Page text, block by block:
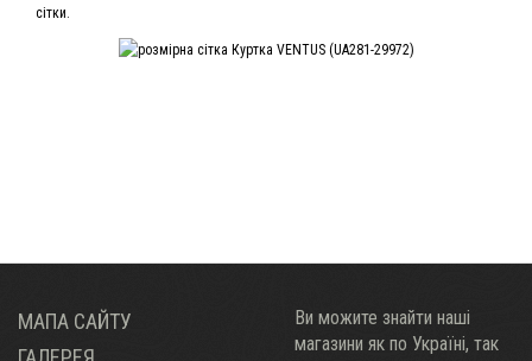
сітки.
МАПА САЙТУ
Ви можите знайти наші
магазини як по Украïні, так